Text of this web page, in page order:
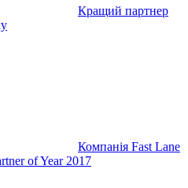
Кращий партнер
Компанія Fast Lane
of Year 2017